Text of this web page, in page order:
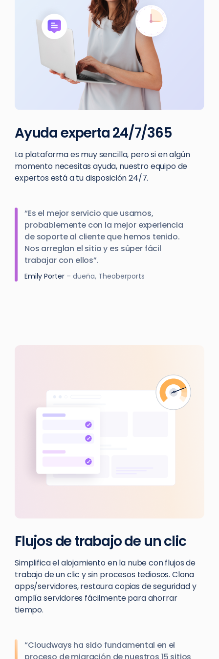
Ayuda experta 24/7/365
La plataforma es muy sencilla, pero si en algún
momento necesitas ayuda, nuestro equipo de
expertos está a tu disposición 24/7.
“Es el mejor servicio que usamos,
probablemente con la mejor experiencia
de soporte al cliente que hemos tenido.
Nos arreglan el sitio y es súper fácil
trabajar con ellos”.
Emily Porter – dueña, Theoberports
Flujos de trabajo de un clic
Simplifica el alojamiento en la nube con flujos de
trabajo de un clic y sin procesos tediosos. Clona
apps/servidores, restaura copias de seguridad y
amplía servidores fácilmente para ahorrar
tiempo.
“Cloudways ha sido fundamental en el